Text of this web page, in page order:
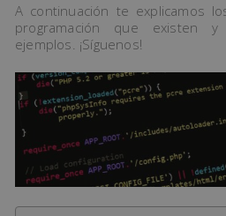
A continuación te explicamos
programación que existen
ejemplos. ¡Síguenos!